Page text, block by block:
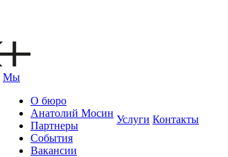
Мы
О бюро
Анатолий Мосин
Партнеры
События
Вакансии
Услуги Контакты